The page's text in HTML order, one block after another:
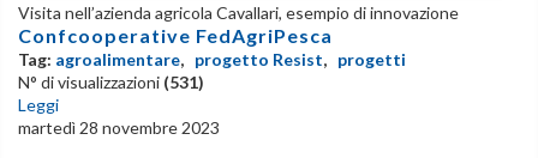
Visita nell’azienda agricola Cavallari, esempio di innovazione
Confcooperative FedAgriPesca
Tag: agroalimentare, progetto Resist, progetti
N° di visualizzazioni (531)
Leggi
martedì 28 novembre 2023